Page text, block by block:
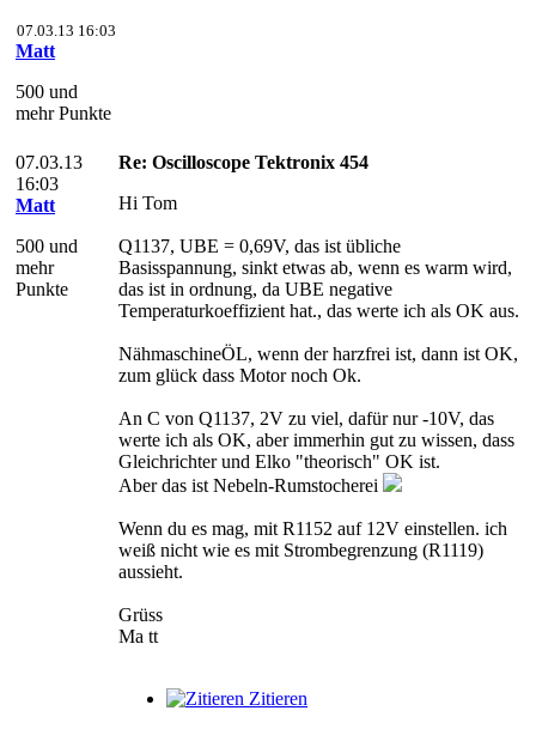
07.03.13 16:03
Matt
500 und
mehr Punkte
07.03.13
16:03
Matt
500 und
mehr
Punkte
Re: Oscilloscope Tektronix 454
Hi Tom
Q1137, UBE = 0,69V, das ist übliche
Basisspannung, sinkt etwas ab, wenn es warm wird,
das ist in ordnung, da UBE negative
Temperaturkoeffizient hat., das werte ich als OK aus.
NähmaschineÖL, wenn der harzfrei ist, dann ist OK,
zum glück dass Motor noch Ok.
An C von Q1137, 2V zu viel, dafür nur -10V, das
werte ich als OK, aber immerhin gut zu wissen, dass
Gleichrichter und Elko "theorisch" OK ist.
Aber das ist Nebeln-Rumstocherei
Wenn du es mag, mit R1152 auf 12V einstellen. ich
weiß nicht wie es mit Strombegrenzung (R1119)
aussieht.
Grüss
Ma tt
Zitieren